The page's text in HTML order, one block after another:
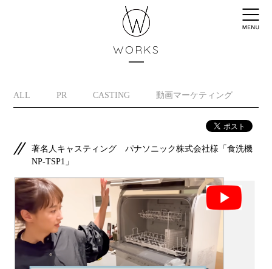
WORKS
ALL PR CASTING 動画マーケティング
著名人キャスティング パナソニック株式会社様「食洗機
NP-TSP1」